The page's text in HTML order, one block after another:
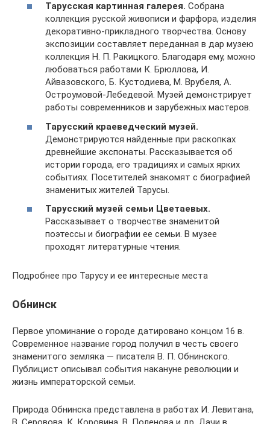
Тарусская картинная галерея. Собрана
коллекция русской живописи и фарфора, изделия
декоративно-прикладного творчества. Основу
экспозиции составляет переданная в дар музею
коллекция Н. П. Ракицкого. Благодаря ему, можно
любоваться работами К. Брюллова, И.
Айвазовского, Б. Кустодиева, М. Врубеля, А.
Остроумовой-Лебедевой. Музей демонстрирует
работы современников и зарубежных мастеров.
Тарусский краеведческий музей.
Демонстрируются найденные при раскопках
древнейшие экспонаты. Рассказывается об
истории города, его традициях и самых ярких
событиях. Посетителей знакомят с биографией
знаменитых жителей Тарусы.
Тарусский музей семьи Цветаевых.
Рассказывает о творчестве знаменитой
поэтессы и биографии ее семьи. В музее
проходят литературные чтения.
Подробнее про Тарусу и ее интересные места
Обнинск
Первое упоминание о городе датировано концом 16 в.
Современное название город получил в честь своего
знаменитого земляка — писателя В. П. Обнинского.
Публицист описывал события накануне революции и
жизнь императорской семьи.
Природа Обнинска представлена в работах И. Левитана,